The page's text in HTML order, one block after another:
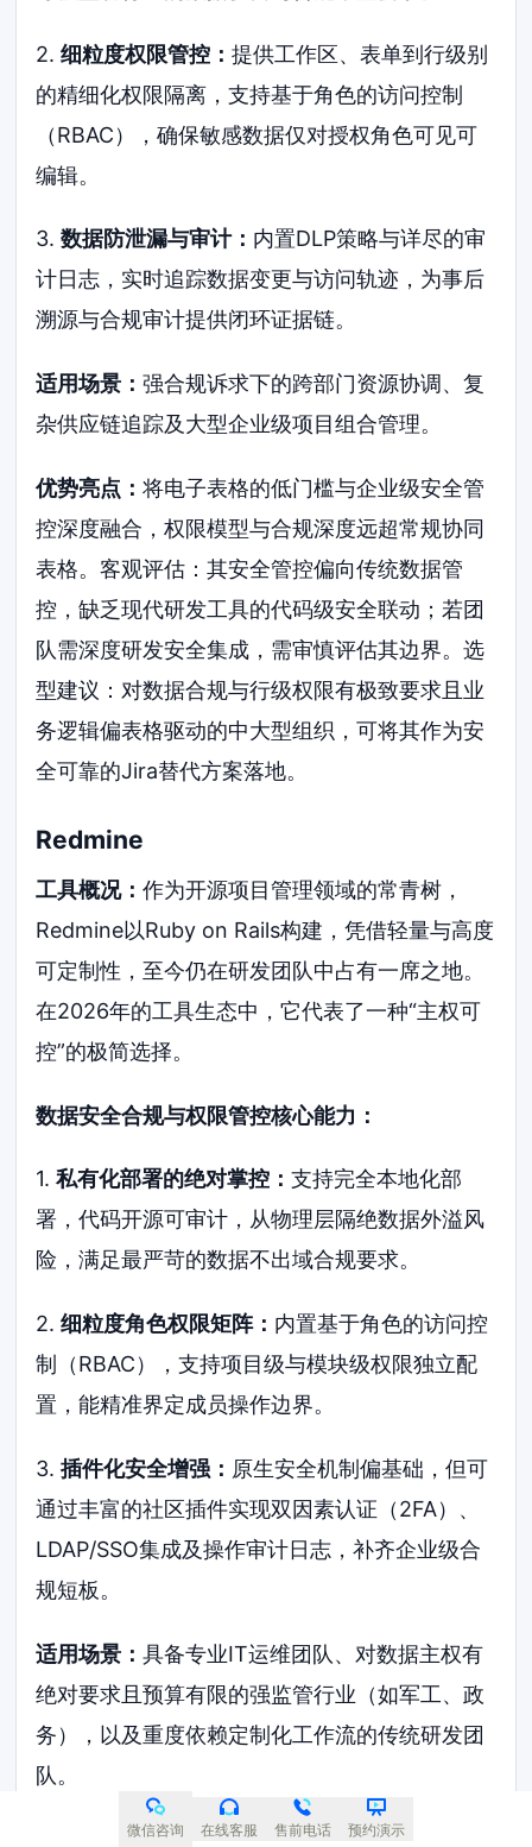
2.细粒度权限管控：提供工作区、表单到行级别
的精细化权限隔离，支持基于角色的访问控制
（RBAC），确保敏感数据仅对授权角色可见可
编辑。
3.数据防泄漏与审计： 内置DLP策略与详尽的审
计日志，实时追踪数据变更与访问轨迹，为事后
溯源与合规审计提供闭环证据链。
适用场景：强合规诉求下的跨部门资源协调、复
杂供应链追踪及大型企业级项目组合管理。
优势亮点：将电子表格的低门槛与企业级安全管
控深度融合，权限模型与合规深度远超常规协同
表格。客观评估：其安全管控偏向传统数据管
控，缺乏现代研发工具的代码级安全联动；若团
队需深度研发安全集成，需审慎评估其边界。选
型建议：对数据合规与行级权限有极致要求且业
务逻辑偏表格驱动的中大型组织，可将其作为安
全可靠的Jira替代方案落地。
Redmine
工具概况：作为开源项目管理领域的常青树，
Redmine以Ruby on Rails构建，凭借轻量与高度
可定制性，至今仍在研发团队中占有一席之地。
在2026年的工具生态中，它代表了一种“主权可
控”的极简选择。
数据安全合规与权限管控核心能力：
1.私有化部署的绝对掌控：支持完全本地化部
署，代码开源可审计，从物理层隔绝数据外溢风
险，满足最严苛的数据不出域合规要求。
2.细粒度角色权限矩阵： 内置基于角色的访问控
制（RBAC），支持项目级与模块级权限独立配
置，能精准界定成员操作边界。
3.插件化安全增强： 原生安全机制偏基础，但可
通过丰富的社区插件实现双因素认证（2FA）、
LDAP/SSO集成及操作审计日志，补齐企业级合
规短板。
适用场景：具备专业IT运维团队、对数据主权有
绝对要求且预算有限的强监管行业（如军工、政
务），以及重度依赖定制化工作流的传统研发团
队。
优势亮点：零授权成本，数据完全自主可控，无
微信咨询 在线客服 售前电话 预约演示